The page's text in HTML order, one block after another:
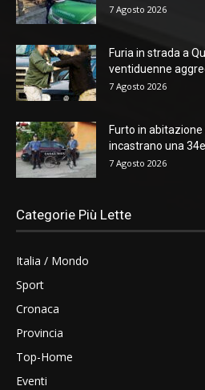
7 Agosto 2026
Furia in strada a
ventiduenne
7 Agosto 2026
Furto in
incastrano una
7 Agosto 2026
Categorie Più Lette
Italia / Mondo
Sport
Cronaca
Provincia
Top-Home
Eventi